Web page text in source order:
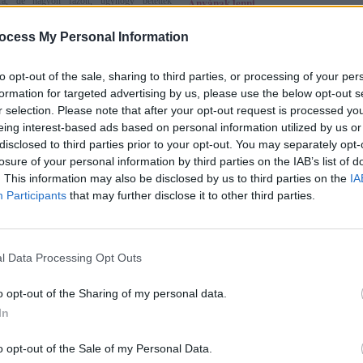
My Personal Information
opt-out of the sale, sharing to third parties, or processing of your
for targeted advertising by us, please use the below opt-out
selection. Please note that after your opt-out request is processed
interest-based ads based on personal information utilized by us
to third parties prior to your opt-out. You may separately
of your personal information by third parties on the IAB’s list of
This information may also be disclosed by us to third parties on the
Participants that may further disclose it to other third parties.
Data Processing Opt Outs
opt-out of the Sharing of my personal data.
opt-out of the Sale of my Personal Data.
a fájásaim, viszont
a babának mindig
Az orvosom pont
hétvégén nem volt a
istennek viszont az
dr. B. B. volt, aki
majd közölte, hogy bár
- kétujjnyinál tartunk - de ne haragudjak,
császároznia! Fuldoklik a Nórika, a
tekeredve valószínűleg a köldökzsinór! Mit
ha odaadja a szikét, én magam is
Egy hétfő délutánon NST-n voltam.
visszaküldtek a szobámba. Éppen ebéd
volt, de mégis elhívtak vizsgálatra.
hogy várjak kicsit, mert éppen telefonált.
Anyának lenni
legyen, teljesen
szerettem volna megtudni, milyen Anyának
orvos azt mondja, talán soha nem tudom
aki másnak hívja) azonban másképp gondolta.
Szilvia születése
Pocakkal
2009. június 30-án, délután 5 órakor
10 perces fájásaim voltak, 7 órára
értünk be a kórházba. Addigra már 5
perces fájásaim lettek. Az ügyeletes
néztek. Hazaküldött, és azt mondta,
mert egésznap nem ettem, csak
Szandi születése
volt a szülésnél, őt
elvesztettük az orvos